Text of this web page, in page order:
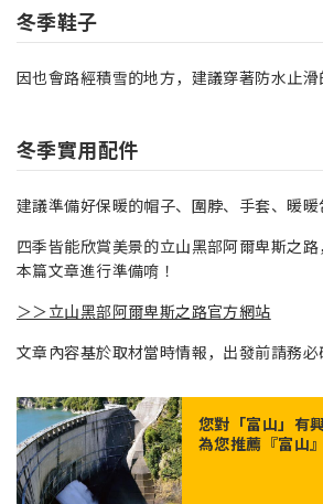
冬季鞋子
因也會路經積雪的地方，建議穿著防水止滑
冬季實用配件
建議準備好保暖的帽子、圍脖、手套、暖暖
四季皆能欣賞美景的立山黑部阿爾卑斯之
本篇文章進行準備唷！
＞＞立山黑部阿爾卑斯之路官方網站
文章內容基於取材當時情報，出發前請務必
您對「富山」有
為您推薦『富山